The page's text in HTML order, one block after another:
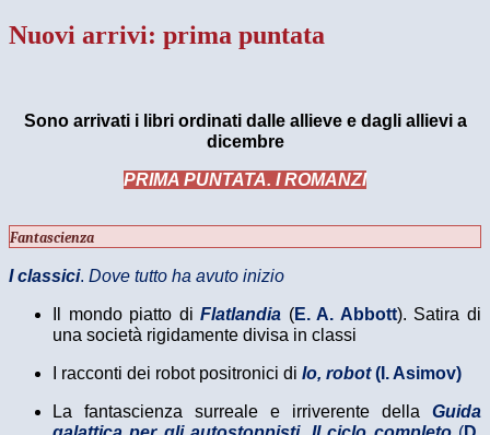
Nuovi arrivi: prima puntata
Sono arrivati i libri ordinati dalle allieve e dagli allievi a
dicembre
PRIMA PUNTATA. I ROMANZI
Fantascienza
I classici. Dove tutto ha avuto inizio
Il mondo piatto diFlatlandia (E. A. Abbott). Satira di
una società rigidamente divisa in classi
I racconti dei robot positronici di Io, robot(I. Asimov)
La fantascienza surreale e irriverente della
Guida